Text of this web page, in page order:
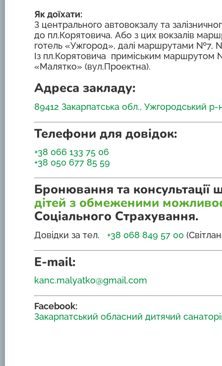
Як доїхати:
З центрального автовокзалу та
до пл.Корятовича. Або з цих вокзалів
готель «Ужгород», далі маршрутами №7,
Із пл.Корятовича приміським маршрутом
«Малятко» (вул.Проектна).
Адреса закладу:
89412 Закарпатська обл., Ужгородський р-
Телефони для довідок:
+38 066 133 75 06
+38 050 677 85 59
Бронювання та консультації
дітей з обмеженими
Соціального Страхування.
Довідки за тел.+38 068 849 57 00
E-mail:
kanc.malyatko@gmail.com
Facebook:
Закарпатський обласний дитячий